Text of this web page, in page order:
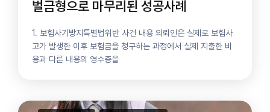
벌금형으로 마무리된 성공사례
1. 보험사기방지특별법위반 사건 내용 의뢰인은 실제로 보험사
고가 발생한 이후 보험금을 청구하는 과정에서 실제 지출한 비
용과 다른 내용의 영수증을